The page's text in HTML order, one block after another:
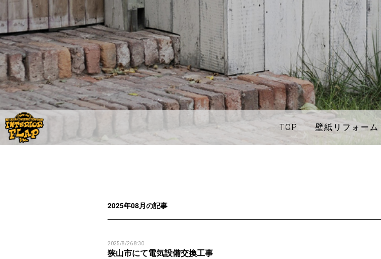
2025年08月の記事
2025/8/26 8:30
狭山市にて電気設備交換工事
TOP 壁紙リフォーム
TOP 壁紙リフォーム